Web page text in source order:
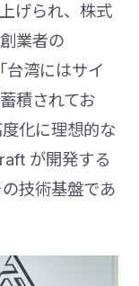
げられ、株式
業者の
湾にはサイ
積されてお
化に理想的な
が開発する
技術基盤であ